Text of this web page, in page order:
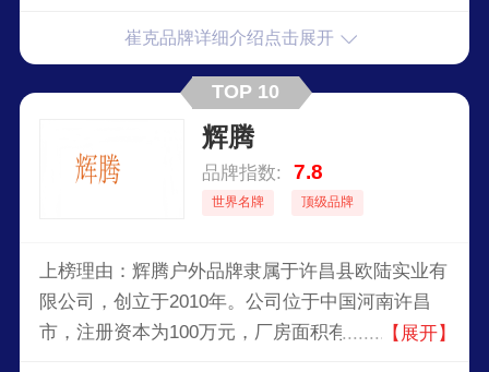
崔克品牌详细介绍点击展开
TOP 10
辉腾
品牌指数: 7.8
世界名牌 顶级品牌
上榜理由：辉腾户外品牌隶属于许昌县欧陆实业有
限公司，创立于2010年。公司位于中国河南许昌
市，注册资本为100万元，厂房面积有3000平方
【展开】